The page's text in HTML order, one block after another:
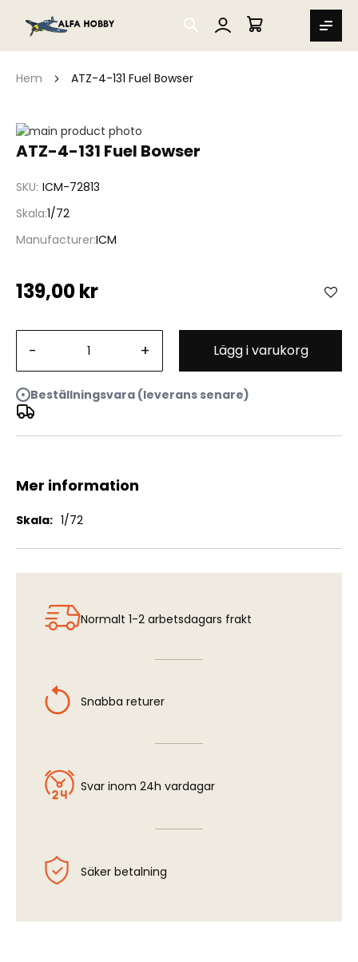
SEARCH
MIN VARUKORG
Hem ATZ-4-131 Fuel Bowser
ATZ-4-131 Fuel Bowser
SKU ICM-72813
Skala 1/72
ManufacturerICM
139,00 kr
- + Lägg i varukorg
Beställningsvara (leverans senare)
Hoppa
till
bildgalleriet
ATZ-4-131 Fuel Bowser
Hoppa
av
bildgalleriet
Mer information
Mer
1/72
Normalt 1-2 arbetsdagars frakt
Snabba returer
Svar inom 24h vardagar
Säker betalning